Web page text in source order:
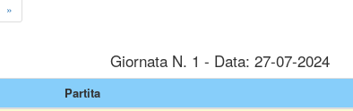
»
Giornata N. 1 - Data: 27-07-2024
Partita